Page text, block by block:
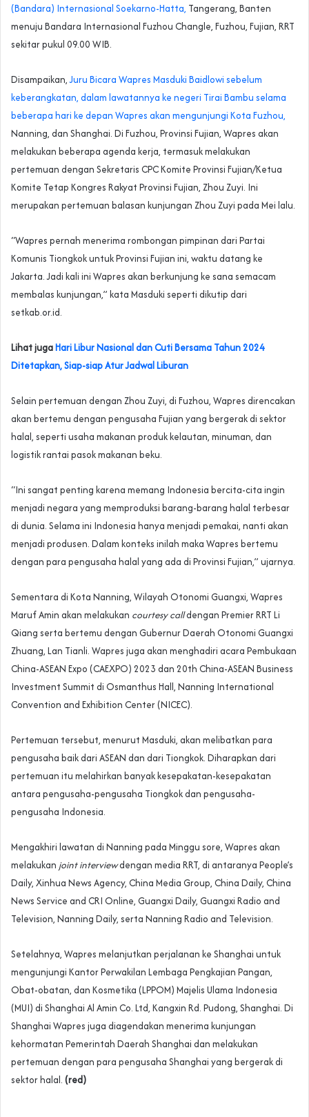
(Bandara) Internasional Soekarno-Hatta, Tangerang, Banten
menuju Bandara Internasional Fuzhou Changle, Fuzhou, Fujian, RRT
sekitar pukul 09.00 WIB.
Disampaikan,Juru Bicara Wapres Masduki Baidlowi sebelum
keberangkatan, dalam lawatannya ke negeri Tirai Bambu selama
beberapa hari ke depan Wapres akan mengunjungi Kota Fuzhou,
Nanning, dan Shanghai. Di Fuzhou, Provinsi Fujian, Wapres akan
melakukan beberapa agenda kerja, termasuk melakukan
pertemuan dengan Sekretaris CPC Komite Provinsi Fujian/Ketua
Komite Tetap Kongres Rakyat Provinsi Fujian, Zhou Zuyi. Ini
merupakan pertemuan balasan kunjungan Zhou Zuyi pada Mei lalu.
“Wapres pernah menerima rombongan pimpinan dari Partai
Komunis Tiongkok untuk Provinsi Fujian ini, waktu datang ke
Jakarta. Jadi kali ini Wapres akan berkunjung ke sana semacam
membalas kunjungan,” kata Masduki seperti dikutip dari
setkab.or.id.
Lihat jugaHari Libur Nasional dan Cuti Bersama Tahun 2024
Ditetapkan, Siap-siap Atur Jadwal Liburan
Selain pertemuan dengan Zhou Zuyi, di Fuzhou, Wapres direncakan
akan bertemu dengan pengusaha Fujian yang bergerak di sektor
halal, seperti usaha makanan produk kelautan, minuman, dan
logistik rantai pasok makanan beku.
“Ini sangat penting karena memang Indonesia bercita-cita ingin
menjadi negara yang memproduksi barang-barang halal terbesar
di dunia. Selama ini Indonesia hanya menjadi pemakai, nanti akan
menjadi produsen. Dalam konteks inilah maka Wapres bertemu
dengan para pengusaha halal yang ada di Provinsi Fujian,” ujarnya.
Sementara di Kota Nanning, Wilayah Otonomi Guangxi, Wapres
Maruf Amin akan melakukan courtesy calldengan Premier RRT Li
Qiang serta bertemu dengan Gubernur Daerah Otonomi Guangxi
Zhuang, Lan Tianli. Wapres juga akan menghadiri acara Pembukaan
China-ASEAN Expo (CAEXPO) 2023 dan 20th China-ASEAN Business
Investment Summit di Osmanthus Hall, Nanning International
Convention and Exhibition Center (NICEC).
Pertemuan tersebut, menurut Masduki, akan melibatkan para
pengusaha baik dari ASEAN dan dari Tiongkok. Diharapkan dari
pertemuan itu melahirkan banyak kesepakatan-kesepakatan
antara pengusaha-pengusaha Tiongkok dan pengusaha-
pengusaha Indonesia.
Mengakhiri lawatan di Nanning pada Minggu sore, Wapres akan
melakukan joint interviewdengan media RRT, di antaranya People’s
Daily, Xinhua News Agency, China Media Group, China Daily, China
News Service and CRI Online, Guangxi Daily, Guangxi Radio and
Television, Nanning Daily, serta Nanning Radio and Television.
Setelahnya, Wapres melanjutkan perjalanan ke Shanghai untuk
mengunjungi Kantor Perwakilan Lembaga Pengkajian Pangan,
Obat-obatan, dan Kosmetika (LPPOM) Majelis Ulama Indonesia
(MUI) di Shanghai Al Amin Co. Ltd, Kangxin Rd. Pudong, Shanghai. Di
Shanghai Wapres juga diagendakan menerima kunjungan
kehormatan Pemerintah Daerah Shanghai dan melakukan
pertemuan dengan para pengusaha Shanghai yang bergerak di
sektor halal. (red)